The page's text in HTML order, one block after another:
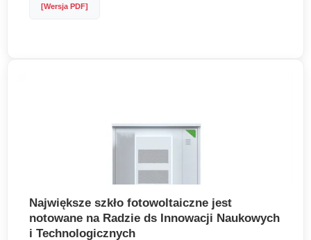
[Wersja PDF]
Największe szkło fotowoltaiczne jest
notowane na Radzie ds Innowacji Naukowych
i Technologicznych